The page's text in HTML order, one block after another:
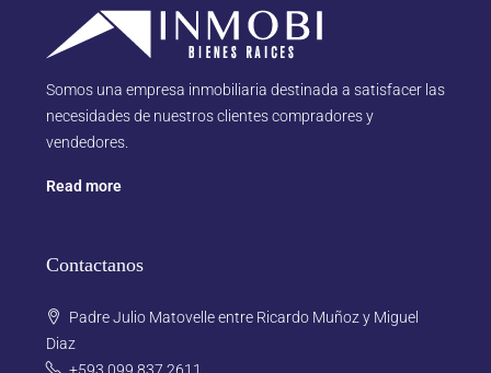
Somos una empresa inmobiliaria destinada a satisfacer las
necesidades de nuestros clientes compradores y
vendedores.
Read more
Contactanos
Padre Julio Matovelle entre Ricardo Muñoz y Miguel
Diaz